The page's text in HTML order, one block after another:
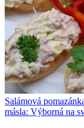
Salámová
másla: Výborná na